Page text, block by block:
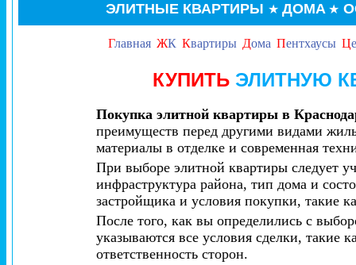
ЭЛИТНЫЕ КВАРТИРЫ ★ ДОМА ★
Главная ЖК Квартиры Дома Пентхаусы Ц
КУПИТЬЭЛИТНУЮ
Покупка элитной квартиры в
преимуществ перед другими видами
материалы в отделке и современная
При выборе элитной квартиры следует
инфраструктура района, тип дома и
застройщика и условия покупки, такие
После того, как вы определились с
указываются все условия сделки, такие
ответственность сторон.